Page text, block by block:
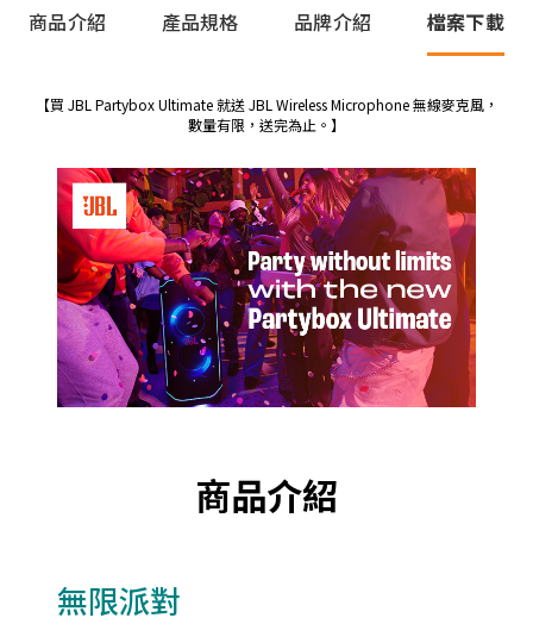
商品介紹 產品規格 品牌介紹 檔案下載
【買 JBL Partybox Ultimate 就送 JBL Wireless Microphone 無線麥克風，
數量有限，送完為止。】
商品介紹
無限派對